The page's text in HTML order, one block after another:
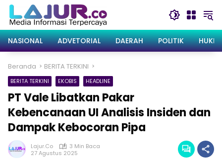
Langsung
konten
NASIONAL
ADVETORIAL DAERAH POLITIK
Beranda BERITA TERKINI
BERITA TERKINI EKOBIS HEADLINE
PT Vale Libatkan Pakar
Kebencanaan UI Analisis Insiden dan
Dampak Kebocoran Pipa
Lajur.co
3 Min Baca
27 Agustus 2025